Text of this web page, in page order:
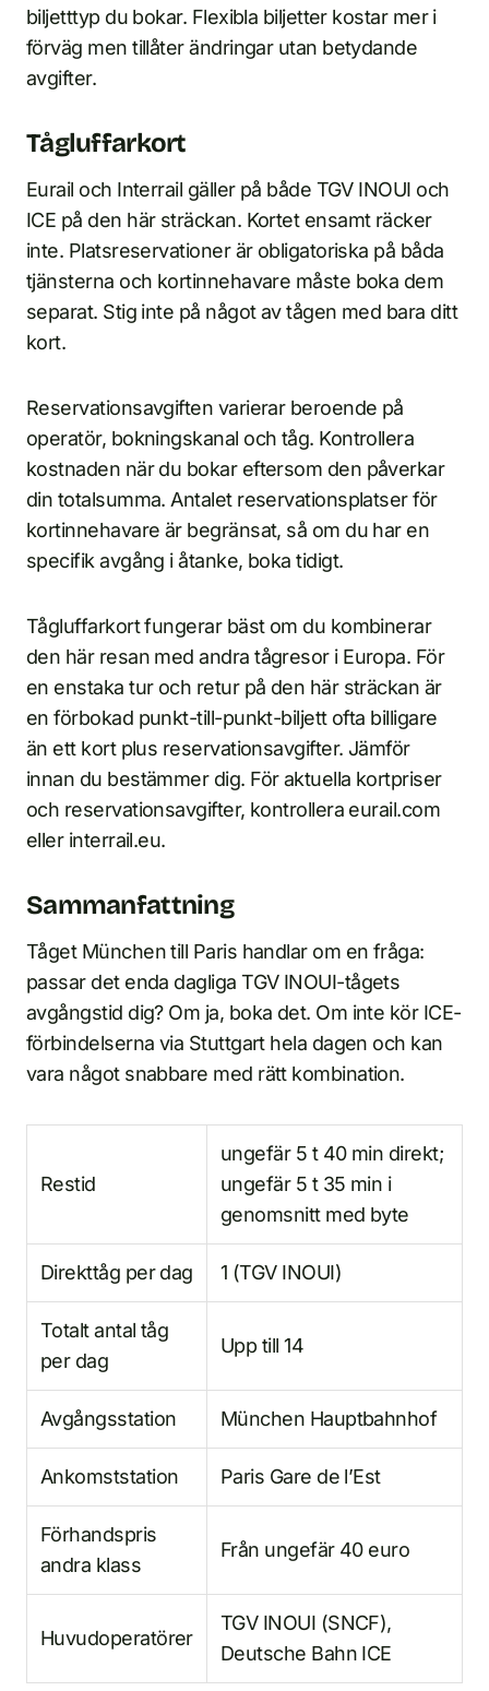
biljetttyp du bokar. Flexibla biljetter kostar mer i
förväg men tillåter ändringar utan betydande
avgifter.
Tågluffarkort
Eurail och Interrail gäller på både TGV INOUI och
ICE på den här sträckan. Kortet ensamt räcker
inte. Platsreservationer är obligatoriska på båda
tjänsterna och kortinnehavare måste boka dem
separat. Stig inte på något av tågen med bara ditt
kort.
Reservationsavgiften varierar beroende på
operatör, bokningskanal och tåg. Kontrollera
kostnaden när du bokar eftersom den påverkar
din totalsumma. Antalet reservationsplatser för
kortinnehavare är begränsat, så om du har en
specifik avgång i åtanke, boka tidigt.
Tågluffarkort fungerar bäst om du kombinerar
den här resan med andra tågresor i Europa. För
en enstaka tur och retur på den här sträckan är
en förbokad punkt-till-punkt-biljett ofta billigare
än ett kort plus reservationsavgifter. Jämför
innan du bestämmer dig. För aktuella kortpriser
och reservationsavgifter, kontrollera eurail.com
eller interrail.eu.
Sammanfattning
Tåget München till Paris handlar om en fråga:
passar det enda dagliga TGV INOUI-tågets
avgångstid dig? Om ja, boka det. Om inte kör ICE-
förbindelserna via Stuttgart hela dagen och kan
vara något snabbare med rätt kombination.
Restid
ungefär 5 t 40 min direkt;
ungefär 5 t 35 min i
genomsnitt med byte
Direkttåg per dag 1 (TGV INOUI)
Totalt antal tåg
per dag
Upp till 14
Avgångsstation München Hauptbahnhof
Ankomststation Paris Gare de l’Est
Förhandspris
andra klass
Från ungefär 40 euro
Huvudoperatörer
TGV INOUI (SNCF),
Deutsche Bahn ICE